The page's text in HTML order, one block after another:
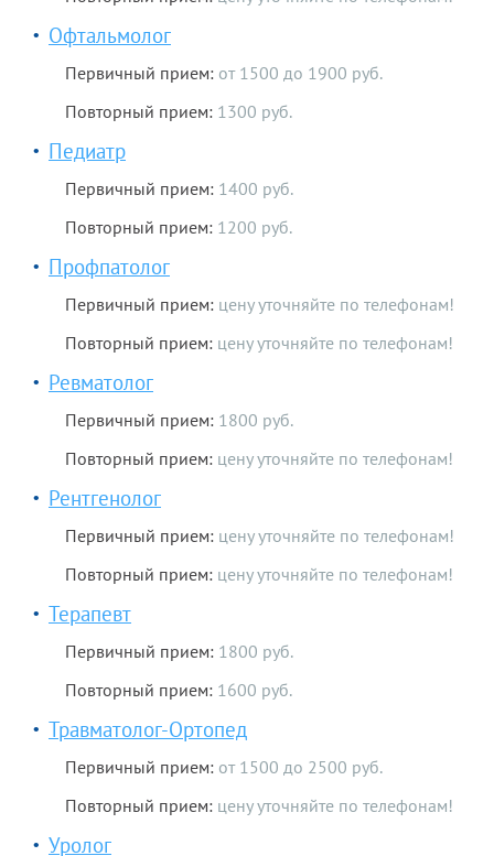
Офтальмолог
Первичный прием: от 1500 до 1900 руб.
Повторный прием: 1300 руб.
Педиатр
Первичный прием: 1400 руб.
Повторный прием: 1200 руб.
Профпатолог
Первичный прием: цену уточняйте по телефонам!
Повторный прием: цену уточняйте по телефонам!
Ревматолог
Первичный прием: 1800 руб.
Повторный прием: цену уточняйте по телефонам!
Рентгенолог
Первичный прием: цену уточняйте по телефонам!
Повторный прием: цену уточняйте по телефонам!
Терапевт
Первичный прием: 1800 руб.
Повторный прием: 1600 руб.
Травматолог-Ортопед
Первичный прием: от 1500 до 2500 руб.
Повторный прием: цену уточняйте по телефонам!
Уролог